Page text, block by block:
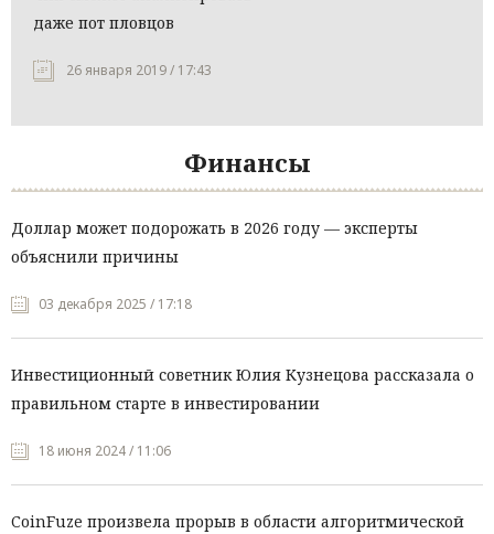
даже пот пловцов
26 января 2019 / 17:43
Финансы
Доллар может подорожать в 2026 году — эксперты
объяснили причины
03 декабря 2025 / 17:18
Инвестиционный советник Юлия Кузнецова рассказала о
правильном старте в инвестировании
18 июня 2024 / 11:06
CoinFuze произвела прорыв в области алгоритмической